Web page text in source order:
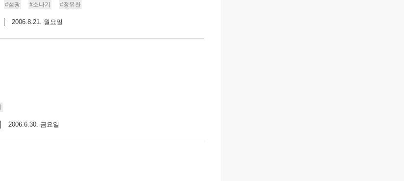
#섬광 #소나기 #정유찬
2006.8.21. 월요일
2006.6.30. 금요일